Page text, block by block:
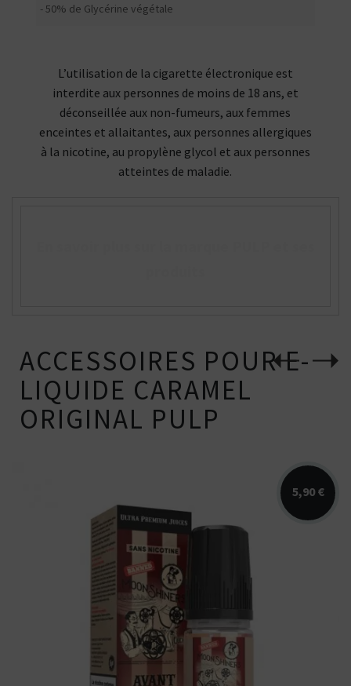
- 50% de Glycérine végétale
L’utilisation de la cigarette électronique est
interdite aux personnes de moins de 18 ans, et
déconseillée aux non-fumeurs, aux femmes
enceintes et allaitantes, aux personnes allergiques
à la nicotine, au propylène glycol et aux personnes
atteintes de maladie.
ACCESSOIRES POUR E-
LIQUIDE CARAMEL
ORIGINAL PULP
5,90 €
Arômes : pop-corn, caramel, macadamia.